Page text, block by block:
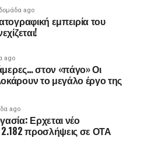
ago
εμπειρία του
ago
στον «πάγο» Οι
το μεγάλο έργο της
ago
Ερχεται νέο
προσλήψεις σε ΟΤΑ